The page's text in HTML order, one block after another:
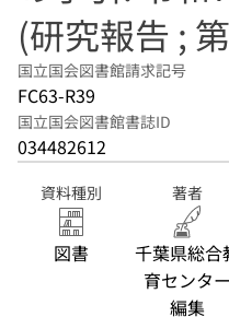
(研究報告 ;
国立国会図書館請求記号
FC63-R39
国立国会図書館書誌ID
034482612
資料種別
図書
著者
千葉県総合
育センター
編集